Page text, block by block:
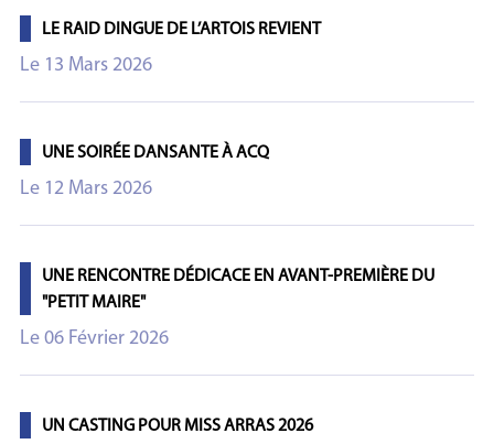
LE RAID DINGUE DE L’ARTOIS REVIENT
Le 13 Mars 2026
UNE SOIRÉE DANSANTE À ACQ
Le 12 Mars 2026
UNE RENCONTRE DÉDICACE EN AVANT-PREMIÈRE DU
"PETIT MAIRE"
Le 06 Février 2026
UN CASTING POUR MISS ARRAS 2026